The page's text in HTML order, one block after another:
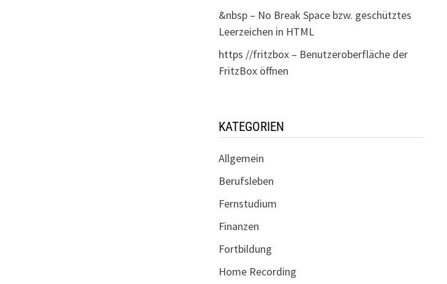
&nbsp – No Break Space bzw. geschütztes
Leerzeichen in HTML
https //fritzbox – Benutzeroberfläche der
FritzBox öffnen
KATEGORIEN
Allgemein
Berufsleben
Fernstudium
Finanzen
Fortbildung
Home Recording